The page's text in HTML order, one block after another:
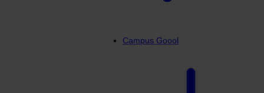
Campus Goool